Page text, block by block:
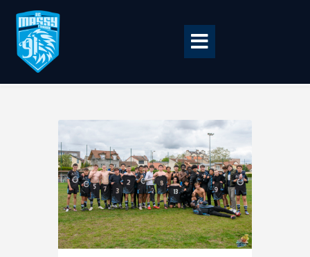
BILLETTERIE
BOUTIQUE
CLUB
EQUIPE PRO
RCME Association